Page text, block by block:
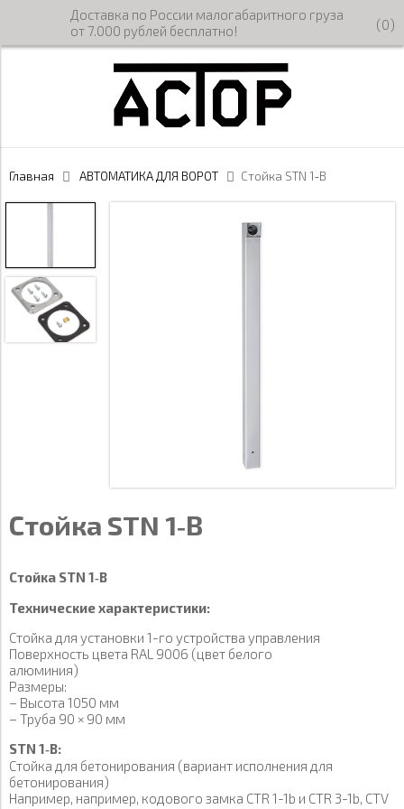
Доставка по России малогабаритного груза
от 7.000 рублей бесплатно!
(0)
Главная АВТОМАТИКА ДЛЯ ВОРОТ Стойка STN 1‑B
Стойка STN 1‑B
Стойка STN 1‑B
Технические характеристики:
Стойка для установки 1-го устройства управления
Поверхность цвета RAL 9006 (цвет белого
алюминия)
Размеры:
– Высота 1050 мм
– Труба 90 × 90 мм
STN 1‑B:
Стойка для бетонирования (вариант исполнения для
бетонирования)
Например, например, кодового замка CTR 1-1b и CTR 3-1b, CTV